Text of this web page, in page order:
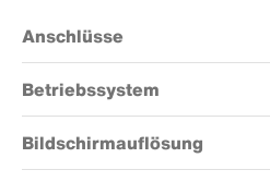
Anschlüsse
Betriebssystem
Bildschirmauflösung